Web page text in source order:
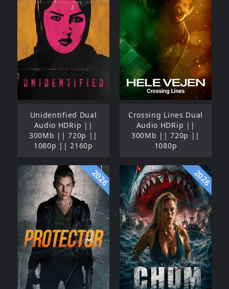
Unidentified Dual
Audio HDRip ||
300Mb || 720p ||
1080p || 2160p
Crossing Lines Dual
Audio HDRip ||
300Mb || 720p ||
1080p
2026 2026